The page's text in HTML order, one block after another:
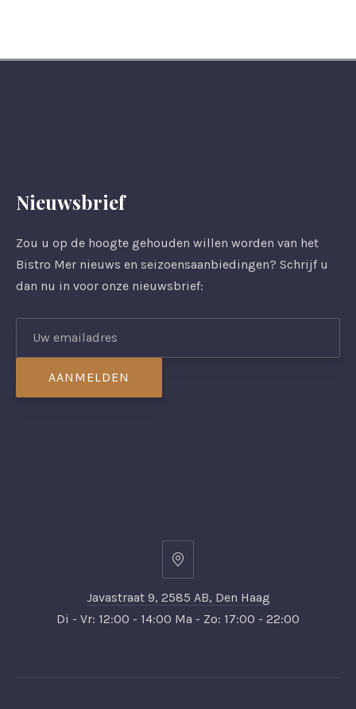
Nieuwsbrief
Zou u op de hoogte gehouden willen worden van het
Bistro Mer nieuws en seizoensaanbiedingen? Schrijf u
dan nu in voor onze nieuwsbrief:
Javastraat
9,
2585
Javastraat 9, 2585 AB, Den Haag
Di - Vr: 12:00 - 14:00 Ma - Zo: 17:00 - 22:00